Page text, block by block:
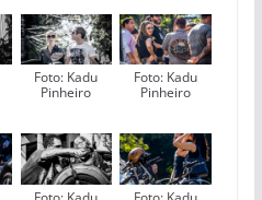
Foto: Kadu
Pinheiro
Foto: Kadu
Pinheiro